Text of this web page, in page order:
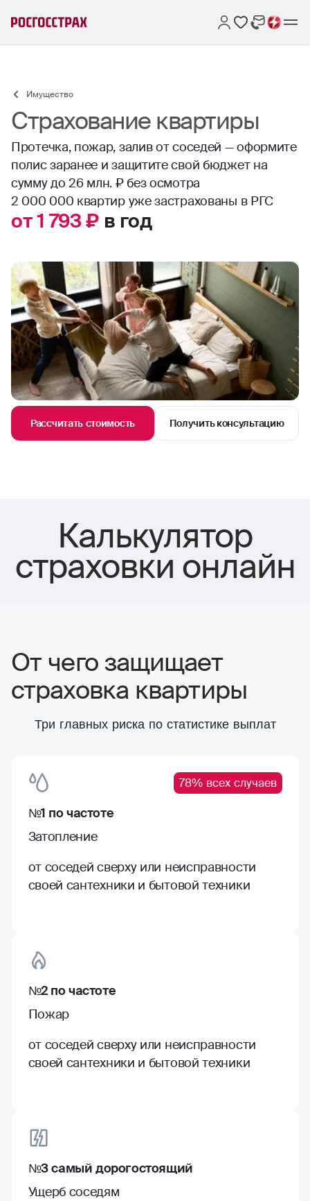
Имущество
Страхование квартиры
Протечка, пожар, залив от соседей — оформите
полис заранее и защитите свой бюджет на
сумму до 26 млн. ₽ без осмотра
2 000 000 квартир уже застрахованы в РГС
от 1 793 ₽ в год
Рассчитать стоимость Получить консультацию
Калькулятор
страховки онлайн
От чего защищает
страховка квартиры
Три главных риска по статистике выплат
78% всех случаев
№1 по частоте
Затопление
от соседей сверху или неисправности
своей сантехники и бытовой техники
№2 по частоте
Пожар
от соседей сверху или неисправности
своей сантехники и бытовой техники
№3 самый дорогостоящий
Ущерб соседям